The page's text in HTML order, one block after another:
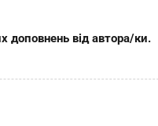
від автора/ки.